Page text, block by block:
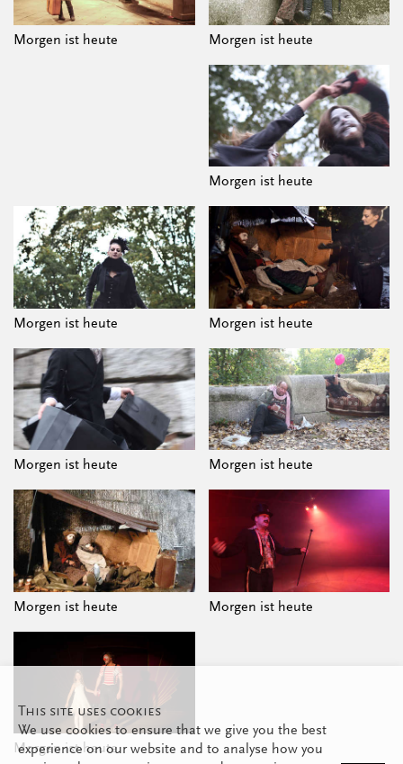
Morgen ist heute Morgen ist heute
Morgen ist heute
Morgen ist heute Morgen ist heute
Morgen ist heute Morgen ist heute
Morgen ist heute Morgen ist heute
Morgen ist heute
This site uses cookies
We use cookies to ensure that we give you the best
experience on our website and to analyse how you